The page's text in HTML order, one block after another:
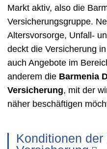
Markt aktiv, also die
Versicherungsgruppe.
Altersvorsorge, Unfall-
deckt die Versicherung
auch Angebote im
anderem die Barmenia
Versicherung, mit der
näher beschäftigen
Konditionen der